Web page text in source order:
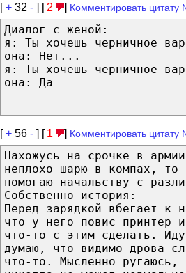
[+ 32 - ] [ 2 ] Комментировать цитату
Диалог с женой:
я: Ты хочешь черничное
она: Нет...
я: Ты хочешь черничное
она: Да
[+ 56 - ] [ 1 ] Комментировать цитату
Нахожусь на срочке в
неплохо шарю в компах, то
помогаю начальству с
Собственно история:
Перед зарядкой вбегает к
что у него повис принтер
что-то с этим сделать.
думаю, что видимо дрова
что-то. Мысленно ругаюсь,